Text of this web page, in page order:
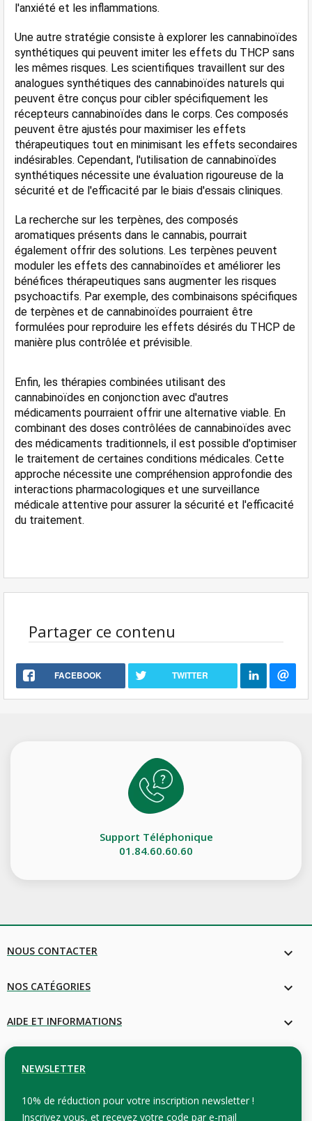
l'anxiété et les inflammations.
Une autre stratégie consiste à explorer les cannabinoïdes
synthétiques qui peuvent imiter les effets du THCP sans
les mêmes risques. Les scientifiques travaillent sur des
analogues synthétiques des cannabinoïdes naturels qui
peuvent être conçus pour cibler spécifiquement les
récepteurs cannabinoïdes dans le corps. Ces composés
peuvent être ajustés pour maximiser les effets
thérapeutiques tout en minimisant les effets secondaires
indésirables. Cependant, l'utilisation de cannabinoïdes
synthétiques nécessite une évaluation rigoureuse de la
sécurité et de l'efficacité par le biais d'essais cliniques.
La recherche sur les terpènes, des composés
aromatiques présents dans le cannabis, pourrait
également offrir des solutions. Les terpènes peuvent
moduler les effets des cannabinoïdes et améliorer les
bénéfices thérapeutiques sans augmenter les risques
psychoactifs. Par exemple, des combinaisons spécifiques
de terpènes et de cannabinoïdes pourraient être
formulées pour reproduire les effets désirés du THCP de
manière plus contrôlée et prévisible.
Enfin, les thérapies combinées utilisant des
cannabinoïdes en conjonction avec d'autres
médicaments pourraient offrir une alternative viable. En
combinant des doses contrôlées de cannabinoïdes avec
des médicaments traditionnels, il est possible d'optimiser
le traitement de certaines conditions médicales. Cette
approche nécessite une compréhension approfondie des
interactions pharmacologiques et une surveillance
médicale attentive pour assurer la sécurité et l'efficacité
du traitement.
Partager ce contenu
FACEBOOK TWITTER
Support Téléphonique
01.84.60.60.60
NOUS CONTACTER keyboard_arrow_down
NOS CATÉGORIES 
AIDE ET INFORMATIONS 
NEWSLETTER
10% de réduction pour votre inscription newsletter !
Inscrivez vous, et recevez votre code par e-mail